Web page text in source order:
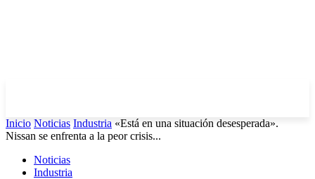
Inicio Noticias Industria «Está en una situación desesperada».
Nissan se enfrenta a la peor crisis...
Noticias
Industria